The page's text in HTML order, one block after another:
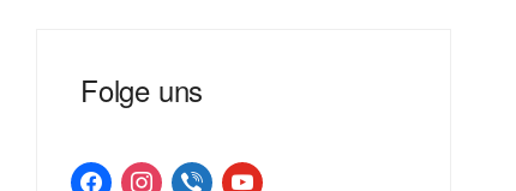
Folge uns
facebookinstagramviber youtube